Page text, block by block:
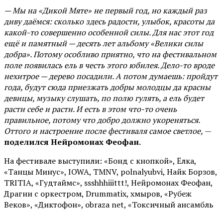
— Мы на «Дикой Мяте» не первый год, но каждый раз
диву даёмся: сколько здесь радости, улыбок, красоты да
какой-то совершенно особенной силы. Для нас этот год
ещё и памятный — десять лет альбому «Велики силы
добра». Потому особливо приятно, что на фестивальном
поле появилась ель в честь этого юбилея. Дело-то вроде
нехитрое — дерево посадили. А потом думаешь: пройдут
года, будут сюда приезжать добры молодцы да красны
девицы, музыку слушать, по полю гулять, а ель будет
расти себе и расти. И есть в этом что-то очень
правильное, потому что добро должно укореняться.
Оттого и настроение после фестиваля самое светлое, —
поделился Нейромонах Феофан.
На фестивале выступили: «Бонд с кнопкой», Ёлка,
«Танцы Минус», IOWA, TMNV, polnalyubvi, Найк Борзов,
TRITIA, «Гудтаймс», ssshhhiiittt!, Нейромонах Феофан,
Драгни с оркестром, Drummatix, хмыров, «Рубеж
Веков», «Диктофон», obraza net, «Токсичный ансамбль